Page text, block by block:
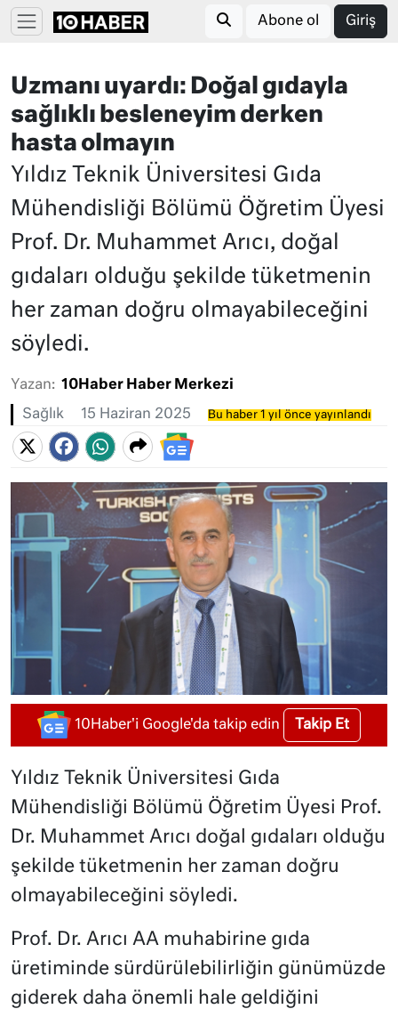
Abone ol Giriş
Uzmanı uyardı: Doğal gıdayla
sağlıklı besleneyim derken
hasta olmayın
Yıldız Teknik Üniversitesi Gıda
Mühendisliği Bölümü Öğretim Üyesi
Prof. Dr. Muhammet Arıcı, doğal
gıdaları olduğu şekilde tüketmenin
her zaman doğru olmayabileceğini
söyledi.
Yazan: 10Haber Haber Merkezi
Sağlık 15 Haziran 2025 Bu haber 1 yıl önce yayınlandı
10Haber'i Google'da takip edin Takip Et
Yıldız Teknik Üniversitesi Gıda
Mühendisliği Bölümü Öğretim Üyesi Prof.
Dr. Muhammet Arıcı doğal gıdaları olduğu
şekilde tüketmenin her zaman doğru
olmayabileceğini söyledi.
Prof. Dr. Arıcı AA muhabirine gıda
üretiminde sürdürülebilirliğin günümüzde
giderek daha önemli hale geldiğini